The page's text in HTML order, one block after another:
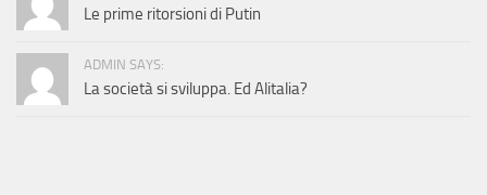
Le prime ritorsioni di Putin
ADMIN SAYS:
La società si sviluppa. Ed Alitalia?